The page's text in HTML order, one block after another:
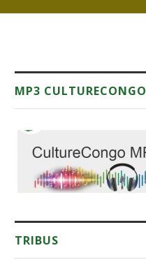
MP3 CULTURECONGO
TRIBUS